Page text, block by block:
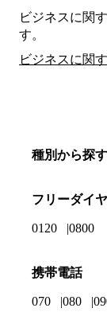
ビジネスに関
す。
ビジネスに関
種別から探す
フリーダイ
0120 0800
携帯電話
070 080